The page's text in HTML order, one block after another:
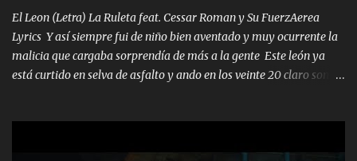
los HERMANOS un cerebro inteligente y com...
El Leon (Letra) La Ruleta feat. Cessar Roman y Su FuerzAerea
Lyrics Y así siempre fui de niño bien aventado y muy ocurrente la
malicia que cargaba sorprendía de más a la gente Este león ya
está curtido en selva de asfalto y ando en los veinte 20 claro son
pa más pues hay charola les voy a dar hasta topar pues no hay de